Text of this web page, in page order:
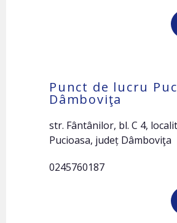
Punct de lucru
Dâmboviţa
str. Fântânilor, bl. C 4,
Pucioasa, județ Dâmboviţa
0245760187